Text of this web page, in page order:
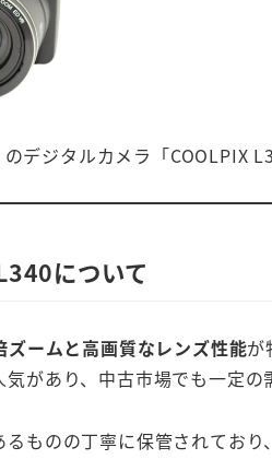
デジタルカメラ「COOLPIX
について
ズームと高画質なレンズ性能が
があり、中古市場でも一定の
ものの丁寧に保管されており